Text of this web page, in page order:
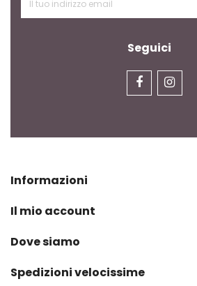
Seguici
Informazioni
Il mio account
Dove siamo
Spedizioni velocissime